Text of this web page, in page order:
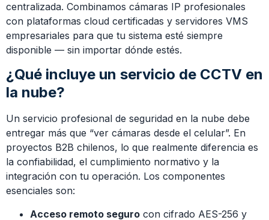
centralizada. Combinamos cámaras IP profesionales
con plataformas cloud certificadas y servidores VMS
empresariales para que tu sistema esté siempre
disponible — sin importar dónde estés.
¿Qué incluye un servicio de CCTV en
la nube?
Un servicio profesional de seguridad en la nube debe
entregar más que “ver cámaras desde el celular”. En
proyectos B2B chilenos, lo que realmente diferencia es
la confiabilidad, el cumplimiento normativo y la
integración con tu operación. Los componentes
esenciales son:
Acceso remoto seguro con cifrado AES-256 y